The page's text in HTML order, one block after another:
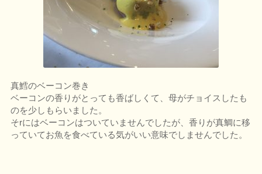
真鱈のベーコン巻き
ベーコンの香りがとっても香ばしくて、母がチョイスしたも
のを少しもらいました。
そrにはベーコンはついていませんでしたが、香りが真鯛に移
っていてお魚を食べている気がいい意味でしませんでした。